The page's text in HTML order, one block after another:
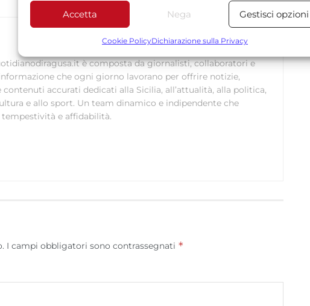
Funzionalità Sempre
Abbinare e combinare dati provenienti da altre fonti di dati,
alle informazioni trasmesse automaticamente.
Utilizzare dati di geolocalizzazione precisi, Riconoscere i
dispositivi in base a informazioni richieste attivamente.
Accetta Nega Gestisci opzioni
Cookie PolicyDichiarazione sulla Privacy
è composta da giornalisti, collaboratori e
che ogni giorno lavorano per offrire notizie,
accurati dedicati alla Sicilia, all’attualità, alla politica,
e allo sport. Un team dinamico e indipendente che
e affidabilità.
I campi obbligatori sono contrassegnati *